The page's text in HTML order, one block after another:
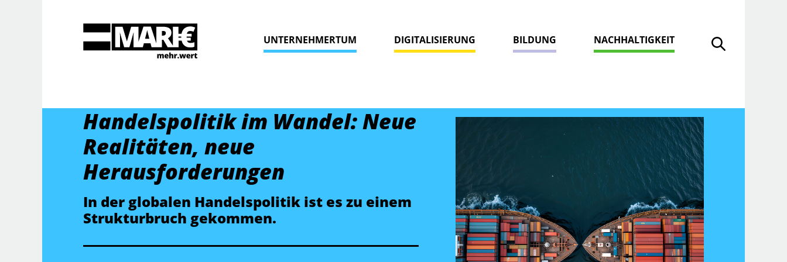
Suche öffnen
Suche
UNTERNEHMERTUM DIGITALISIERUNG BILDUNG NACHHALTIGKEIT
Handelspolitik im Wandel: Neue
Realitäten, neue
Herausforderungen
In der globalen Handelspolitik ist es zu einem
Strukturbruch gekommen.